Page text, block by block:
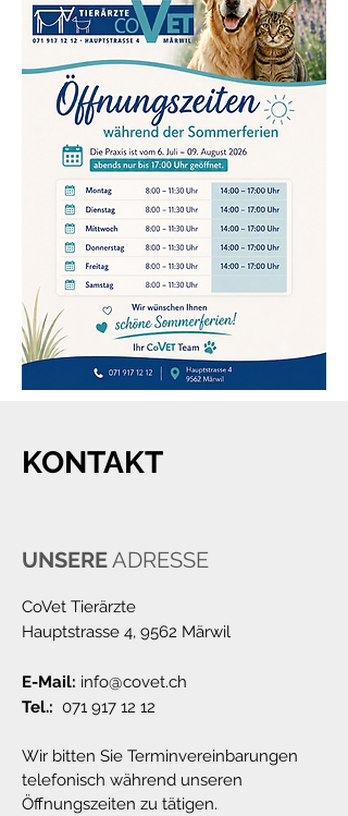
KONTAKT
UNSEREADRESSE
CoVet Tierärzte
Hauptstrasse 4, 9562 Märwil
E-Mail: info@covet.ch
Tel.: 071 917 12 12
Wir bitten Sie Terminvereinbarungen
telefonisch während unseren
Öffnungszeiten zu tätigen.